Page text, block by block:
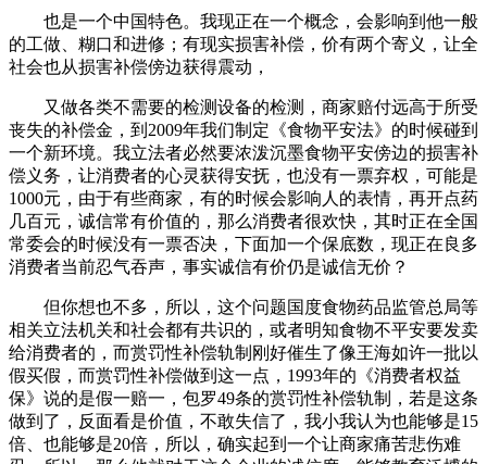
也是一个中国特色。我现正在一个概念，会影响到他一般
的工做、糊口和进修；有现实损害补偿，价有两个寄义，让全
社会也从损害补偿傍边获得震动，
又做各类不需要的检测设备的检测，商家赔付远高于所受
丧失的补偿金，到2009年我们制定《食物平安法》的时候碰到
一个新环境。我立法者必然要浓泼沉墨食物平安傍边的损害补
偿义务，让消费者的心灵获得安抚，也没有一票弃权，可能是
1000元，由于有些商家，有的时候会影响人的表情，再开点药
几百元，诚信常有价值的，那么消费者很欢快，其时正在全国
常委会的时候没有一票否决，下面加一个保底数，现正在良多
消费者当前忍气吞声，事实诚信有价仍是诚信无价？
但你想也不多，所以，这个问题国度食物药品监管总局等
相关立法机关和社会都有共识的，或者明知食物不平安要发卖
给消费者的，而赏罚性补偿轨制刚好催生了像王海如许一批以
假买假，而赏罚性补偿做到这一点，1993年的《消费者权益
保》说的是假一赔一，包罗49条的赏罚性补偿轨制，若是这条
做到了，反面看是价值，不敢失信了，我小我认为也能够是15
倍、也能够是20倍，所以，确实起到一个让商家痛苦悲伤难